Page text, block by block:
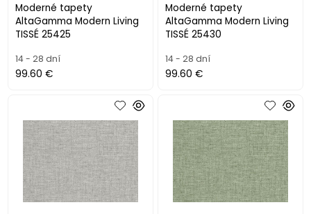
Moderné tapety
AltaGamma Modern Living
TISSÉ 25425
14 - 28 dní
99.60 €
Moderné tapety
AltaGamma Modern Living
TISSÉ 25430
14 - 28 dní
99.60 €